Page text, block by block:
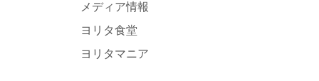
メディア情報
ヨリタ食堂
ヨリタマニア